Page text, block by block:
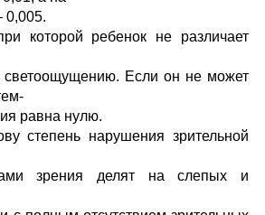
0,005.
которой ребенок не различает
светоощущению. Если он не может
равна нулю.
степень нарушения зрительной
зрения делят на слепых и